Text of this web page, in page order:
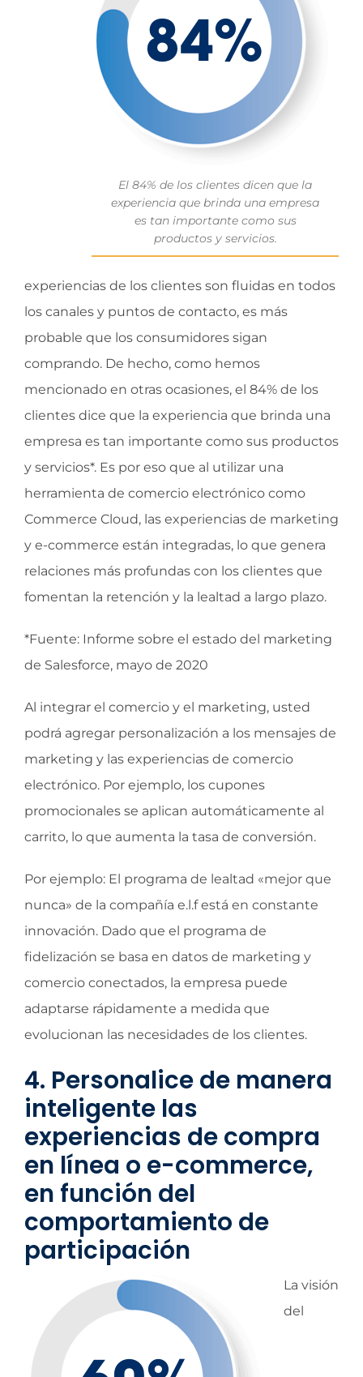
El 84% de los clientes dicen que la
experiencia que brinda una empresa
es tan importante como sus
productos y servicios.
experiencias de los clientes son fluidas en todos
los canales y puntos de contacto, es más
probable que los consumidores sigan
comprando. De hecho, como hemos
mencionado en otras ocasiones, el 84% de los
clientes dice que la experiencia que brinda una
empresa es tan importante como sus productos
y servicios*. Es por eso que al utilizar una
herramienta de comercio electrónico como
Commerce Cloud, las experiencias de marketing
y e-commerce están integradas, lo que genera
relaciones más profundas con los clientes que
fomentan la retención y la lealtad a largo plazo.
*Fuente: Informe sobre el estado del marketing
de Salesforce, mayo de 2020
Al integrar el comercio y el marketing, usted
podrá agregar personalización a los mensajes de
marketing y las experiencias de comercio
electrónico. Por ejemplo, los cupones
promocionales se aplican automáticamente al
carrito, lo que aumenta la tasa de conversión.
Por ejemplo: El programa de lealtad «mejor que
nunca» de la compañía e.l.f está en constante
innovación. Dado que el programa de
fidelización se basa en datos de marketing y
comercio conectados, la empresa puede
adaptarse rápidamente a medida que
evolucionan las necesidades de los clientes.
4. Personalice de manera
inteligente las
experiencias de compra
en línea o e-commerce,
en función del
comportamiento de
participación
La visión
del